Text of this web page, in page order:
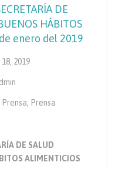
DE
HÁBITOS
enero del 2019
2019
, Prensa
DE SALUD
ALIMENTICIOS